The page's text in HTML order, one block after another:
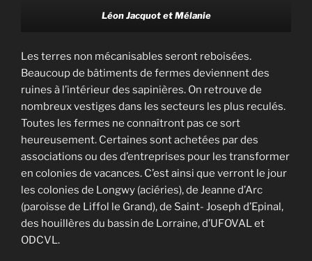
Léon Jacquot et Mélanie
Les terres non mécanisables seront reboisées.
Beaucoup de bâtiments de fermes deviennent des
ruines à l’intérieur des sapinières. On retrouve de
nombreux vestiges dans les secteurs les plus reculés.
Toutes les fermes ne connaîtront pas ce sort
heureusement. Certaines sont achetées par des
associations ou des d’entreprises pour les transformer
en colonies de vacances. C’est ainsi que verront le jour
les colonies de Longwy (aciéries), de Jeanne d’Arc
(paroisse de Liffol le Grand), de Saint- Joseph d’Epinal,
des houillères du bassin de Lorraine, d’UFOVAL et
ODCVL.